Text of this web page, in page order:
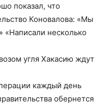
показал, что
Коновалова: «Мы
«Написали несколько
угля Хакасию ждут
каждый день
обернется